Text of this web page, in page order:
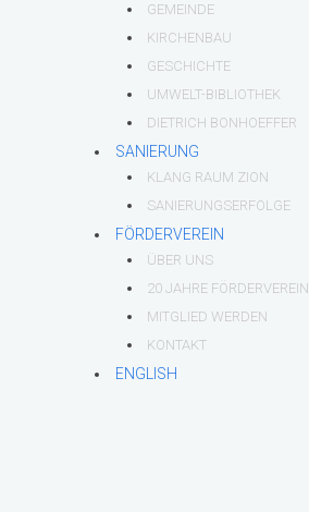
GEMEINDE
KIRCHENBAU
GESCHICHTE
UMWELT-BIBLIOTHEK
DIETRICH BONHOEFFER
SANIERUNG
KLANG RAUM ZION
SANIERUNGSERFOLGE
FÖRDERVEREIN
ÜBER UNS
20 JAHRE FÖRDERVEREIN
MITGLIED WERDEN
KONTAKT
ENGLISH